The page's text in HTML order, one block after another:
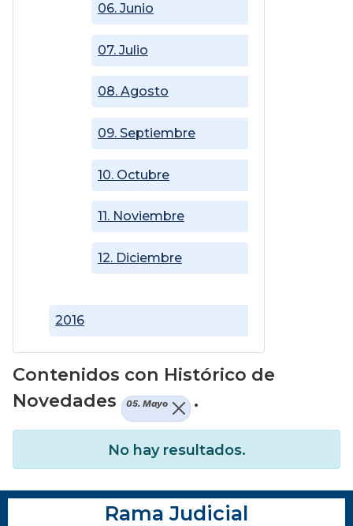
2016
06. Junio
07. Julio
08. Agosto
09. Septiembre
10. Octubre
11. Noviembre
12. Diciembre
Contenidos con Histórico de
Novedades
05. Mayo .
No hay resultados.
Rama Judicial